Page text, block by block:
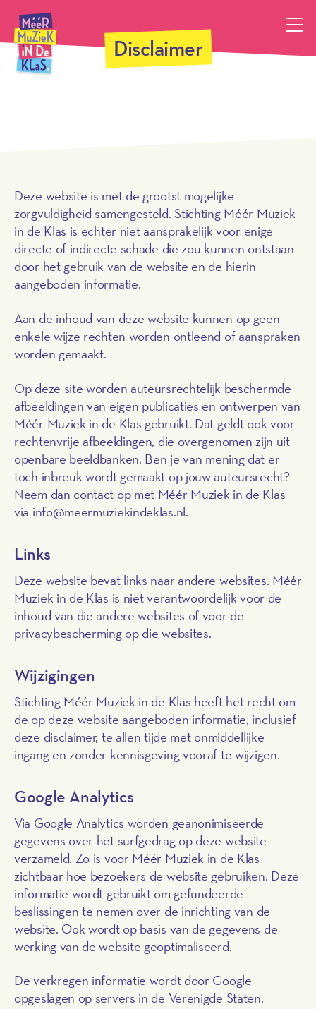
Méér Muziek in de Klas, terug naar de homepagina
Disclaimer
Deze website is met de grootst mogelijke
zorgvuldigheid samengesteld. Stichting Méér Muziek
in de Klas is echter niet aansprakelijk voor enige
directe of indirecte schade die zou kunnen ontstaan
door het gebruik van de website en de hierin
aangeboden informatie.
Aan de inhoud van deze website kunnen op geen
enkele wijze rechten worden ontleend of aanspraken
worden gemaakt.
Op deze site worden auteursrechtelijk beschermde
afbeeldingen van eigen publicaties en ontwerpen van
Méér Muziek in de Klas gebruikt. Dat geldt ook voor
rechtenvrije afbeeldingen, die overgenomen zijn uit
openbare beeldbanken. Ben je van mening dat er
toch inbreuk wordt gemaakt op jouw auteursrecht?
Neem dan contact op met Méér Muziek in de Klas
via info@meermuziekindeklas.nl.
Links
Deze website bevat links naar andere websites. Méér
Muziek in de Klas is niet verantwoordelijk voor de
inhoud van die andere websites of voor de
privacybescherming op die websites.
Wijzigingen
Stichting Méér Muziek in de Klas heeft het recht om
de op deze website aangeboden informatie, inclusief
deze disclaimer, te allen tijde met onmiddellijke
ingang en zonder kennisgeving vooraf te wijzigen.
Google Analytics
Via Google Analytics worden geanonimiseerde
gegevens over het surfgedrag op deze website
verzameld. Zo is voor Méér Muziek in de Klas
zichtbaar hoe bezoekers de website gebruiken. Deze
informatie wordt gebruikt om gefundeerde
beslissingen te nemen over de inrichting van de
website. Ook wordt op basis van de gegevens de
werking van de website geoptimaliseerd.
De verkregen informatie wordt door Google
opgeslagen op servers in de Verenigde Staten.